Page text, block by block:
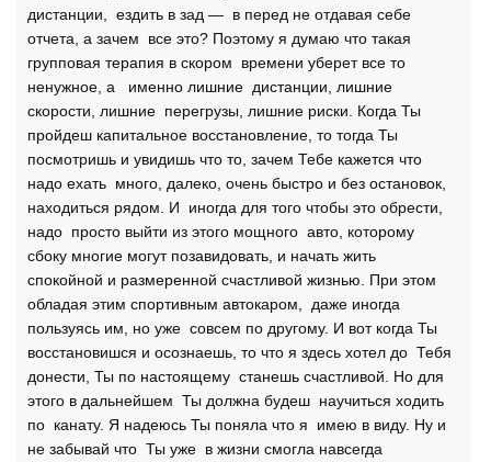
дистанции, ездить в зад — в перед не отдавая себе
отчета, а зачем все это? Поэтому я думаю что такая
групповая терапия в скором времени уберет все то
ненужное, а именно лишние дистанции, лишние
скорости, лишние перегрузы, лишние риски. Когда Ты
пройдеш капитальное восстановление, то тогда Ты
посмотришь и увидишь что то, зачем Тебе кажется что
надо ехать много, далеко, очень быстро и без остановок,
находиться рядом. И иногда для того чтобы это обрести,
надо просто выйти из этого мощного авто, которому
сбоку многие могут позавидовать, и начать жить
спокойной и размеренной счастливой жизнью. При этом
обладая этим спортивным автокаром, даже иногда
пользуясь им, но уже совсем по другому. И вот когда Ты
восстановишся и осознаешь, то что я здесь хотел до Тебя
донести, Ты по настоящему станешь счастливой. Но для
этого в дальнейшем Ты должна будеш научиться ходить
по канату. Я надеюсь Ты поняла что я имею в виду. Ну и
не забывай что Ты уже в жизни смогла навсегда